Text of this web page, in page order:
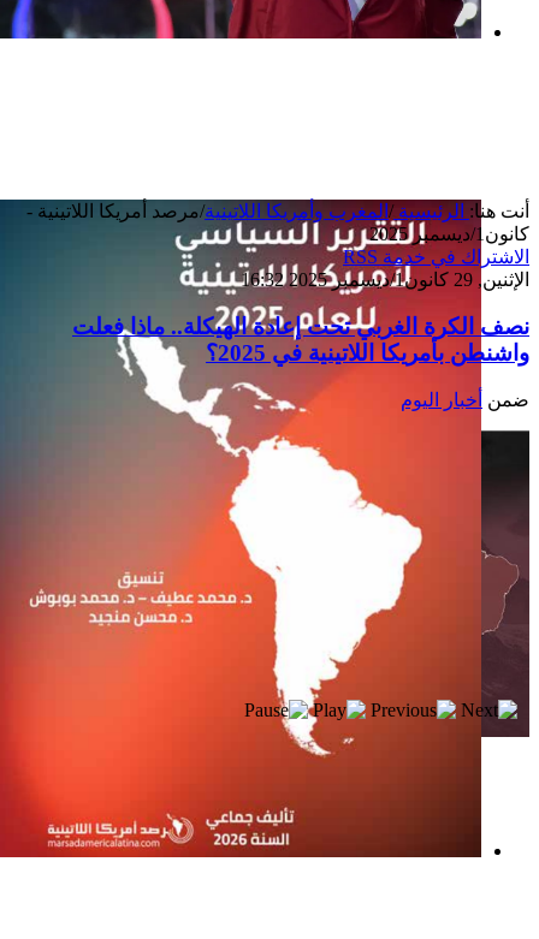
أنت هنا: الرئيسية/ المغرب وأمريكا اللاتينية/مرصد أمريكا اللاتينية -
كانون1/ديسمبر 2025
الاشتراك في خدمة RSS
الإثنين, 29 كانون1/ديسمبر 2025 16:32
نصف الكرة الغربي تحت إعادة الهيكلة.. ماذا فعلت
واشنطن بأمريكا اللاتينية في 2025؟
ضمن أخبار اليوم